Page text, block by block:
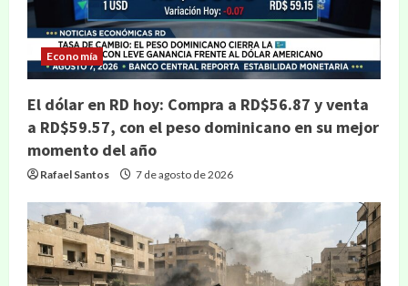
Economía
El dólar en RD hoy: Compra a RD$56.87 y venta
a RD$59.57, con el peso dominicano en su mejor
momento del año
Rafael Santos 7 de agosto de 2026